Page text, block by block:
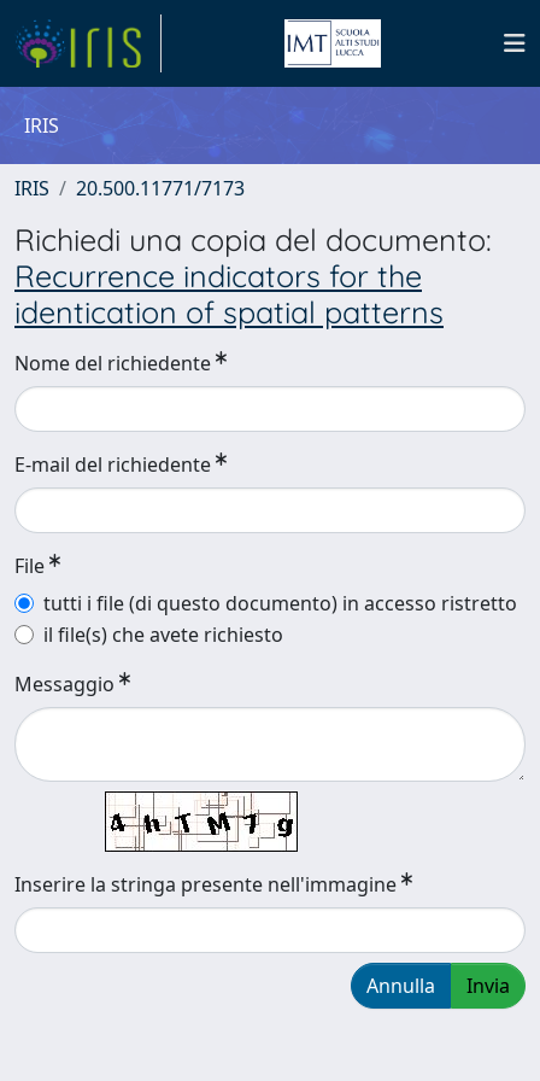
IRIS
IRIS 20.500.11771/7173
Richiedi una copia del documento:
Recurrence indicators for the
identication of spatial patterns
Nome del richiedente
E-mail del richiedente
File
tutti i file (di questo documento) in accesso ristretto
il file(s) che avete richiesto
Messaggio
Inserire la stringa presente nell'immagine
Annulla Invia